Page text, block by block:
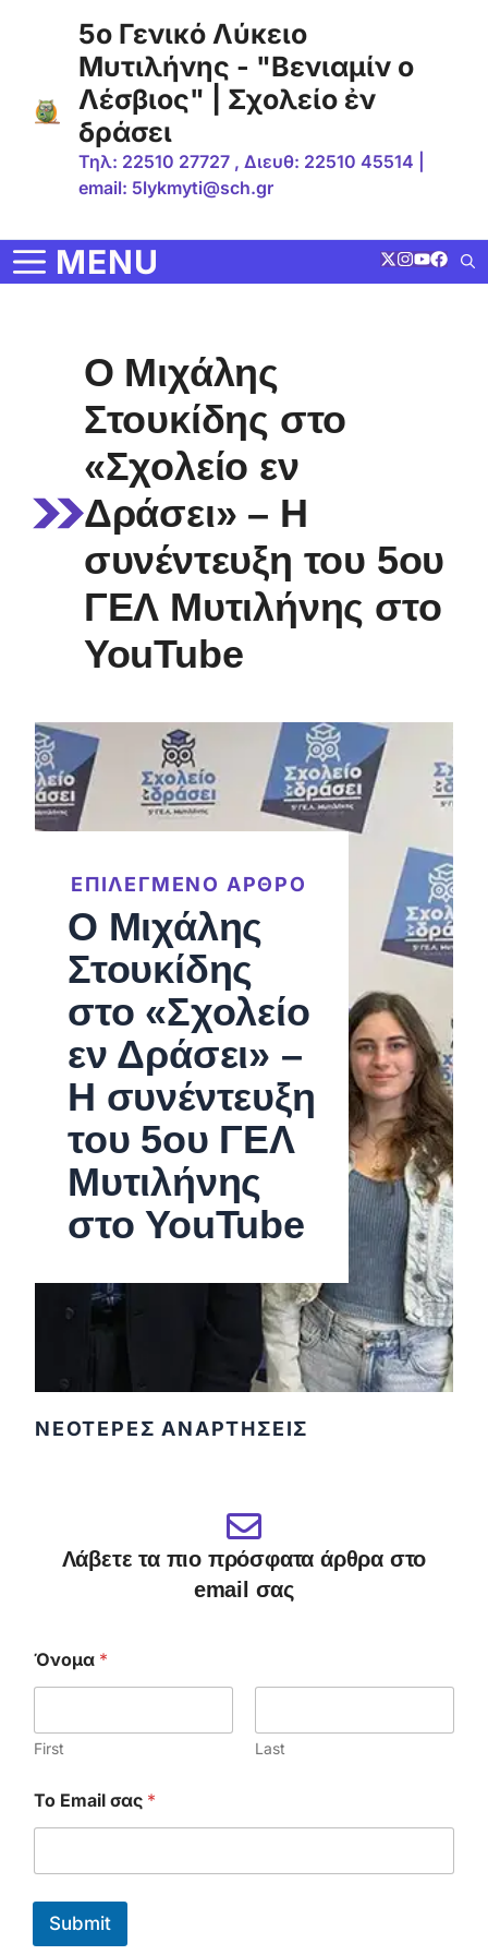
περιεχόμενο
5ο Γενικό Λύκειο
Μυτιλήνης - "Βενιαμίν ο
Λέσβιος" | Σχολείο ἐν
δράσει
Τηλ: 22510 27727 , Διευθ: 22510 45514 |
email: 5lykmyti@sch.gr
MENU
Ο Μιχάλης
Στουκίδης στο
«Σχολείο εν
Δράσει» – Η
συνέντευξη του 5ου
ΓΕΛ Μυτιλήνης στο
YouTube
ΕΠΙΛΕΓΜΕΝΟ ΑΡΘΡΟ
Ο Μιχάλης
Στουκίδης
στο «Σχολείο
εν Δράσει» –
Η συνέντευξη
του 5ου ΓΕΛ
Μυτιλήνης
στο YouTube
ΝΕΟΤΕΡΕΣ ΑΝΑΡΤΗΣΕΙΣ
Λάβετε τα πιο πρόσφατα άρθρα στο
email σας
Όνομα *
First Last
m
a
ν
μ
Το Email σας *
Submit